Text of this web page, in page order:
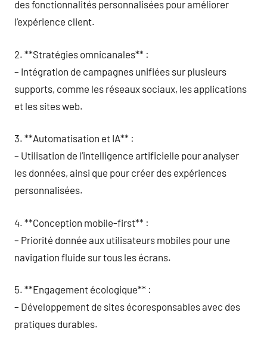
des fonctionnalités personnalisées pour améliorer
l’expérience client.
2. **Stratégies omnicanales** :
– Intégration de campagnes unifiées sur plusieurs
supports, comme les réseaux sociaux, les applications
et les sites web.
3. **Automatisation et IA** :
– Utilisation de l’intelligence artificielle pour analyser
les données, ainsi que pour créer des expériences
personnalisées.
4. **Conception mobile-first** :
– Priorité donnée aux utilisateurs mobiles pour une
navigation fluide sur tous les écrans.
5. **Engagement écologique** :
– Développement de sites écoresponsables avec des
pratiques durables.